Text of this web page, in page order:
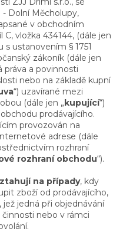
- Dolní Měcholupy,
v obchodním
vložka 434144, (dále jen
s ustanovením § 1751
zákoník (dále jen
práva a povinnosti
nebo na základě kupní
“) uzavírané mezi
(dále jen „kupující“)
prodávajícího.
provozován na
adrese (dále
rozhraní
rozhraní obchodu“).
na případy, kdy
zboží od prodávajícího,
jedná při objednávání
nebo v rámci